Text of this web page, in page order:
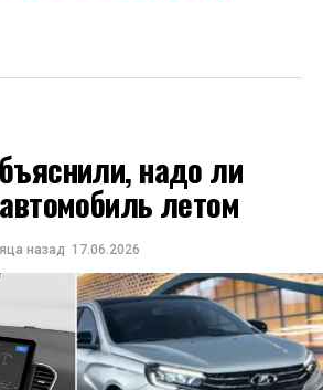
надо ли
летом
назад 17.06.2026